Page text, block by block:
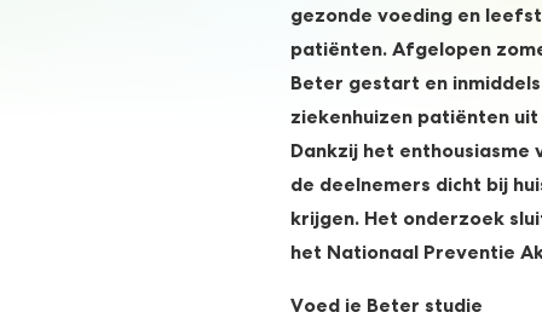
gezonde voeding en
patiënten. Afgelopen
Beter gestart en
ziekenhuizen patiënten
Dankzij het enthousiasme
de deelnemers dicht bij
krijgen. Het onderzoek
het Nationaal Preventie
Voed je Beter studie